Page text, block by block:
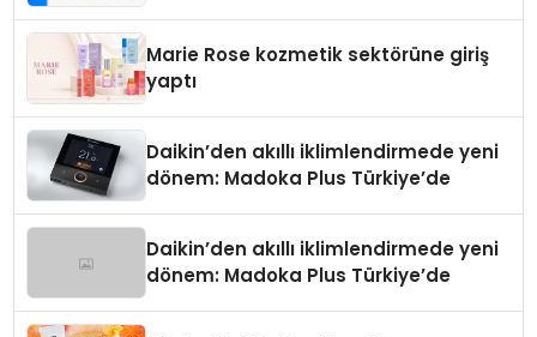
Marie Rose kozmetik sektörüne giriş
yaptı
Daikin’den akıllı iklimlendirmede yeni
dönem: Madoka Plus Türkiye’de
Daikin’den akıllı iklimlendirmede yeni
dönem: Madoka Plus Türkiye’de